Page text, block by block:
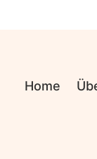
Home